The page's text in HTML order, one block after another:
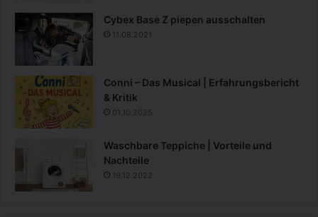
Cybex Base Z piepen ausschalten
11.08.2021
Conni – Das Musical | Erfahrungsbericht
& Kritik
01.10.2025
Waschbare Teppiche | Vorteile und
Nachteile
19.12.2022